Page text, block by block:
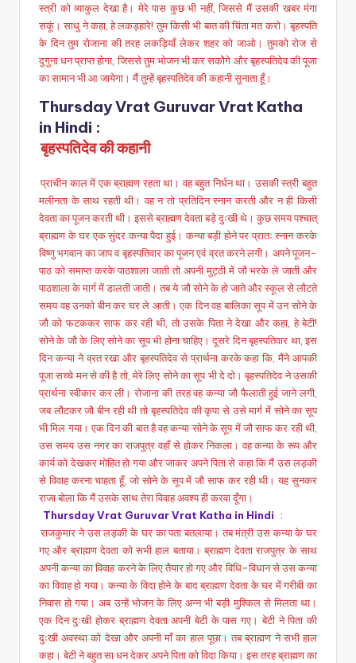
स्त्री को व्याकुल देखा है। मेरे पास कुछ भी नहीं, जिससे मैं उसकी खबर मंगा
सकूं। साधु ने कहा, हे लकड़हारे! तुम किसी भी बात की चिंता मत करो। बृहस्पति
के दिन तुम रोजाना की तरह लकड़ियाँ लेकर शहर को जाओ। तुमको रोज से
दुगुना धन प्राप्त होगा, जिससे तुम भोजन भी कर सकोेगे और बृहस्पतिदेव की पूजा
का सामान भी आ जायेगा। मैं तुम्हें बृहस्पतिदेव की कहानी सुनाता हूँ।
Thursday Vrat Guruvar Vrat Katha
in Hindi :
बृहस्पतिदेव की कहानी
प्राचीन काल में एक ब्राह्मण रहता था। वह बहुत निर्धन था। उसकी स्त्री बहुत
मलीनता के साथ रहती थी। वह न तो प्रतिदिन स्नान करती और न ही किसी
देवता का पूजन करती थी। इससे ब्राह्मण देवता बड़े दुःखी थे। कुछ समय पश्चात्
ब्राह्मण के घर एक सुंदर कन्या पैदा हुई। कन्या बड़ी होने पर प्रातः स्नान करके
विष्णु भगवान का जाप व बृहस्पतिवार का पूजन एवं व्रत करने लगी। अपने पूजन-
पाठ को समाप्त करके पाठशाला जाती तो अपनी मुट्ठी में जौ भरके ले जाती और
पाठशाला के मार्ग में डालती जाती। तब ये जौ सोने के हो जाते और स्कूल से लौटते
समय वह उनको बीन कर घर ले आती। एक दिन वह बालिका सूप में उन सोने के
जौ को फटककर साफ कर रही थी, तो उसके पिता ने देखा और कहा, हे बेटी!
सोने के जौ के लिए सोने का सूप भी होना चाहिए। दूसरे दिन बृहस्पतिवार था, इस
दिन कन्या ने व्रत रखा और बृहस्पतिदेव से प्रार्थना करके कहा कि, मैंने आपकी
पूजा सच्चे मन से की है तो, मेरे लिए सोने का सूप भी दे दो। बृहस्पतिदेव ने उसकी
प्रार्थना स्वीकार कर ली। रोजाना की तरह वह कन्या जौ फैलाती हुई जाने लगी,
जब लौटकर जौ बीन रही थी तो बृहस्पतिदेव की कृपा से उसे मार्ग में सोने का सूप
भी मिल गया। एक दिन की बात है वह कन्या सोने के सूप में जौ साफ कर रही थी,
उस समय उस नगर का राजपुत्र वहाँ से होकर निकला। वह कन्या के रूप और
कार्य को देखकर मोहित हो गया और जाकर अपने पिता से कहा कि मैं उस लड़की
से विवाह करना चाहता हूँ, जो सोने के सूप में जौ साफ कर रही थी। यह सुनकर
राजा बोला कि मैं उसके साथ तेरा विवाह अवश्य ही करवा दूँगा।
Thursday Vrat Guruvar Vrat Katha in Hindi
:
राजकुमार ने उस लड़की के घर का पता बतलाया। तब मंत्री उस कन्या के घर
गए और ब्राह्मण देवता को सभी हाल बताया। ब्राह्मण देवता राजपुत्र के साथ
अपनी कन्या का विवाह करने के लिए तैयार हो गए और विधि-विधान से उस कन्या
का विवाह हो गया। कन्या के विदा होने के बाद ब्राह्मण देवता के घर में गरीबी का
निवास हो गया। अब उन्हें भोजन के लिए अन्न भी बड़ी मुश्किल से मिलता था।
एक दिन दुःखी होकर ब्राह्मण देवता अपनी बेटी के पास गए। बेटी ने पिता की
दुःखी अवस्था को देखा और अपनी माँ का हाल पूछा। तब ब्राह्मण ने सभी हाल
कहा। बेटी ने बहुत सा धन देकर अपने पिता को विदा किया। इस तरह ब्राह्मण का